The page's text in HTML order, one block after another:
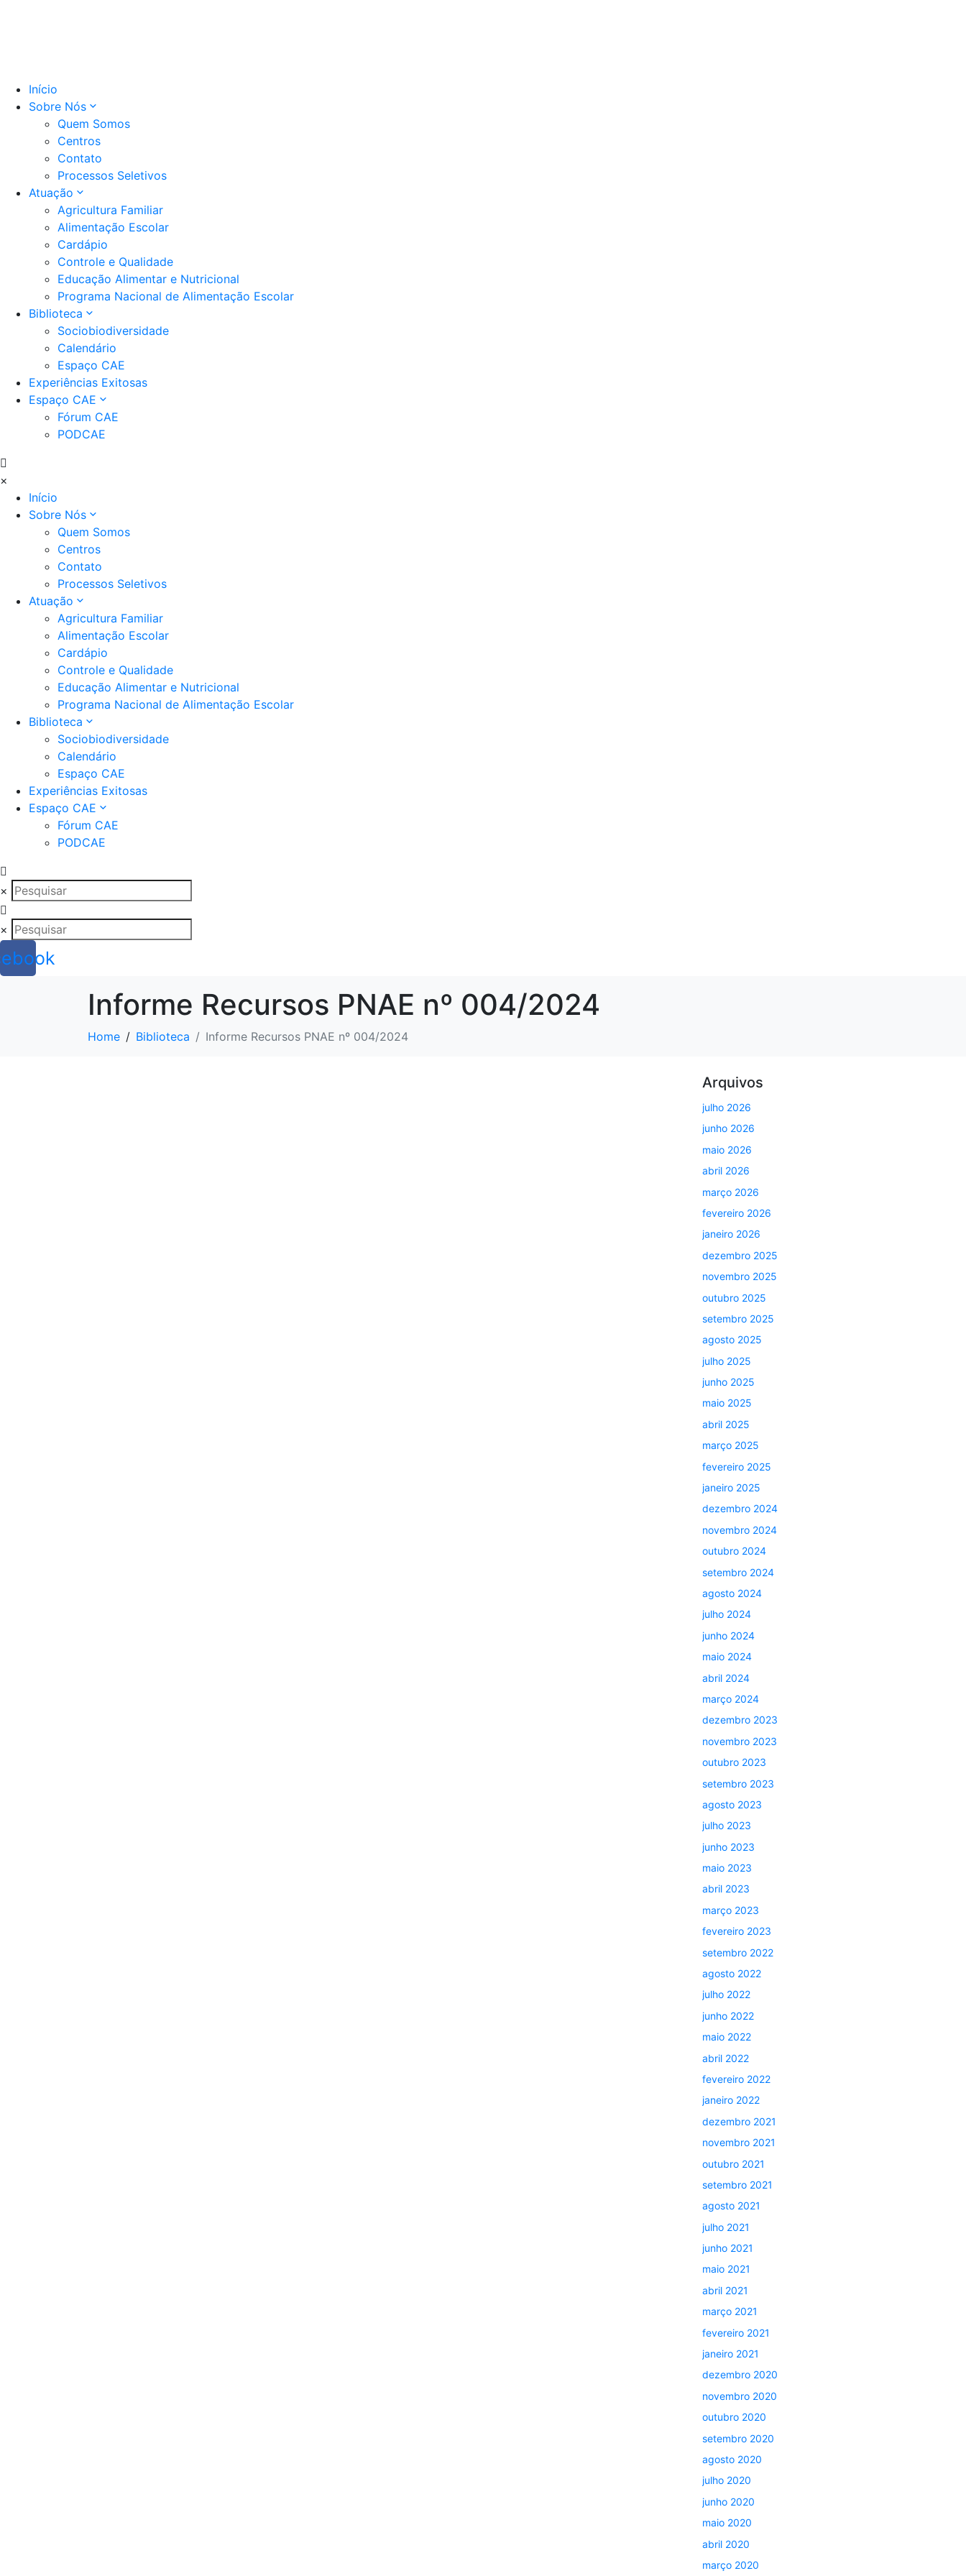
Início
Sobre Nós
Quem Somos
Centros
Contato
Processos Seletivos
Atuação
Agricultura Familiar
Alimentação Escolar
Cardápio
Controle e Qualidade
Educação Alimentar e Nutricional
Programa Nacional de Alimentação Escolar
Biblioteca
Sociobiodiversidade
Calendário
Espaço CAE
Experiências Exitosas
Espaço CAE
Fórum CAE
PODCAE
×
Início
Sobre Nós
Quem Somos
Centros
Contato
Processos Seletivos
Atuação
Agricultura Familiar
Alimentação Escolar
Cardápio
Controle e Qualidade
Educação Alimentar e Nutricional
Programa Nacional de Alimentação Escolar
Biblioteca
Sociobiodiversidade
Calendário
Espaço CAE
Experiências Exitosas
Espaço CAE
Fórum CAE
PODCAE
×
×
Informe Recursos PNAE nº 004/2024
Home Biblioteca Informe Recursos PNAE nº 004/2024
Arquivos
julho 2026
junho 2026
maio 2026
abril 2026
março 2026
fevereiro 2026
janeiro 2026
dezembro 2025
novembro 2025
outubro 2025
setembro 2025
agosto 2025
julho 2025
junho 2025
maio 2025
abril 2025
março 2025
fevereiro 2025
janeiro 2025
dezembro 2024
novembro 2024
outubro 2024
setembro 2024
agosto 2024
julho 2024
junho 2024
maio 2024
abril 2024
março 2024
dezembro 2023
novembro 2023
outubro 2023
setembro 2023
agosto 2023
julho 2023
junho 2023
maio 2023
abril 2023
março 2023
fevereiro 2023
setembro 2022
agosto 2022
julho 2022
junho 2022
maio 2022
abril 2022
fevereiro 2022
janeiro 2022
dezembro 2021
novembro 2021
outubro 2021
setembro 2021
agosto 2021
julho 2021
junho 2021
maio 2021
abril 2021
março 2021
fevereiro 2021
janeiro 2021
dezembro 2020
novembro 2020
outubro 2020
setembro 2020
agosto 2020
julho 2020
junho 2020
maio 2020
abril 2020
março 2020